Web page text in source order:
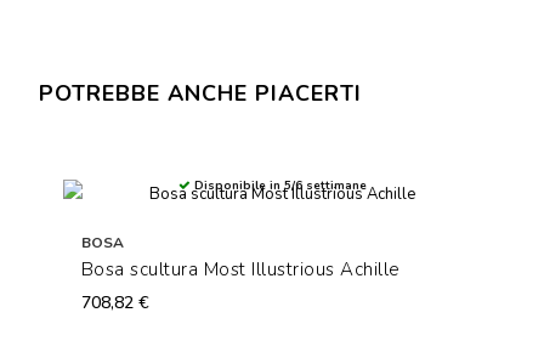
POTREBBE ANCHE PIACERTI
Disponibile in 5/6 settimane
BOSA
Bosa scultura Most Illustrious Achille
708,82 €